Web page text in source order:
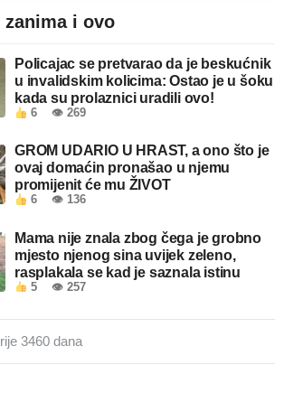
zanima i ovo
Policajac se pretvarao da je beskućnik
u invalidskim kolicima: Ostao je u šoku
kada su prolaznici uradili ovo!
6 👁 269
GROM UDARIO U HRAST, a ono što je
ovaj domaćin pronašao u njemu
promijenit će mu ŽIVOT
6 👁 136
Mama nije znala zbog čega je grobno
mjesto njenog sina uvijek zeleno,
rasplakala se kad je saznala istinu
5 👁 257
3460 dana